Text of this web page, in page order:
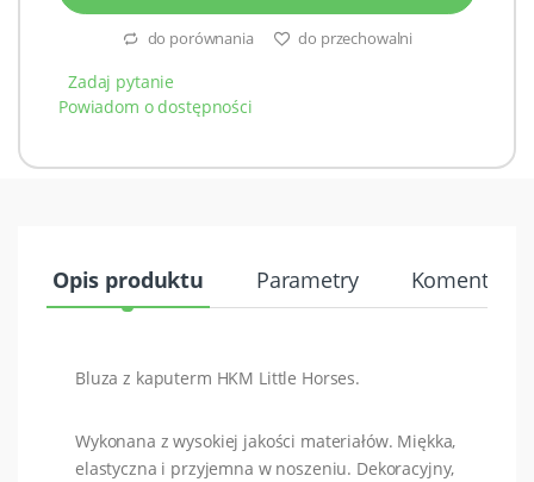
do porównania do przechowalni
Zadaj pytanie
Powiadom o dostępności
Opis produktu Parametry Komentarze
Bluza z kaputerm HKM Little Horses.
Wykonana z wysokiej jakości materiałów. Miękka,
elastyczna i przyjemna w noszeniu. Dekoracyjny,